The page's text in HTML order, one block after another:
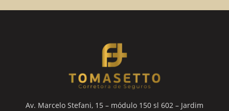
Av. Marcelo Stefani, 15 – módulo 150 sl 602 – Jardim